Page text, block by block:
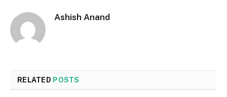
Ashish Anand
RELATED POSTS